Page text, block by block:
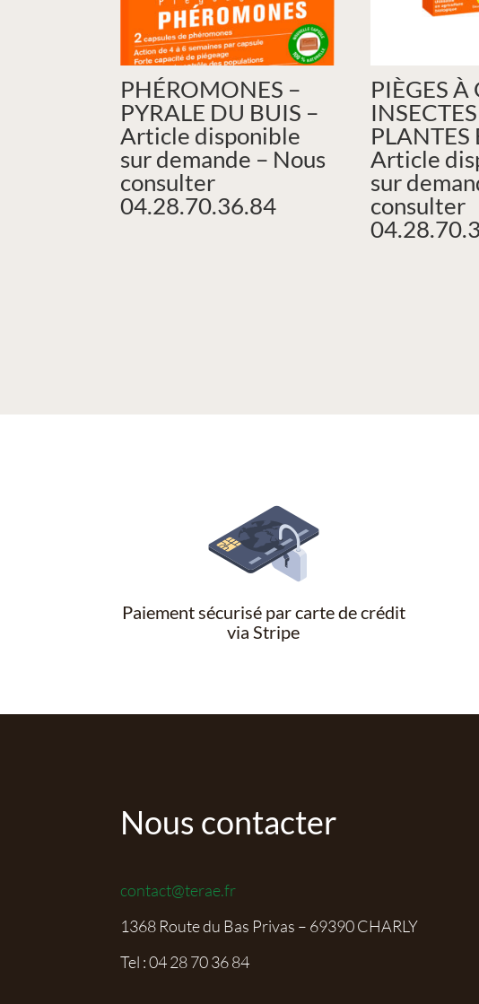
PHÉROMONES –
PYRALE DU BUIS –
Article disponible
sur demande – Nous
consulter
04.28.70.36.84
PIÈGES À
PLANTES
Article
sur
consulter
Paiement sécurisé par carte de crédit
via Stripe
Nous contacter
contact@terae.fr
1368 Route du Bas Privas – 69390 CHARLY
Tel :04 28 70 36 84